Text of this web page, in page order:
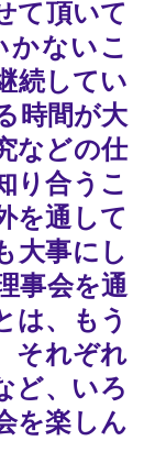
て頂いて
ないこ
続してい
時間が大
などの仕
り合うこ
を通して
大事にし
事会を通
は、もう
それぞれ
ど、いろ
を楽しん